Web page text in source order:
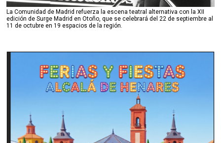
La Comunidad de Madrid refuerza la escena teatral alternativa con la XII
edición de Surge Madrid en Otoño, que se celebrará del 22 de septiembre al
11 de octubre en 19 espacios de la región.